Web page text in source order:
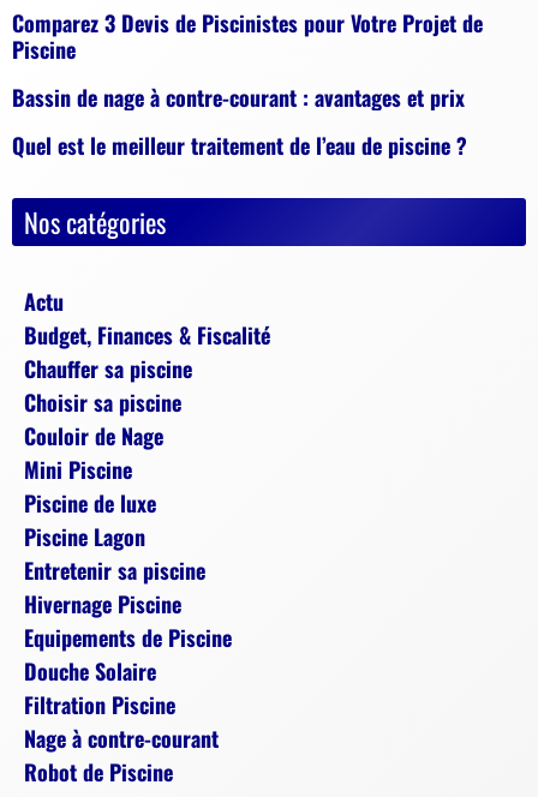
Comparez 3 Devis de Piscinistes pour Votre Projet de
Piscine
Bassin de nage à contre-courant : avantages et prix
Quel est le meilleur traitement de l’eau de piscine ?
Nos catégories
Actu
Budget, Finances & Fiscalité
Chauffer sa piscine
Choisir sa piscine
Couloir de Nage
Mini Piscine
Piscine de luxe
Piscine Lagon
Entretenir sa piscine
Hivernage Piscine
Equipements de Piscine
Douche Solaire
Filtration Piscine
Nage à contre-courant
Robot de Piscine